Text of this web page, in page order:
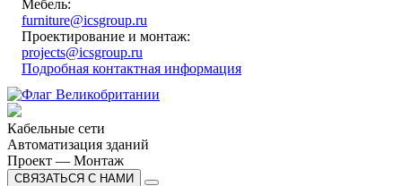
Мебель:
furniture@icsgroup.ru
Проектирование и монтаж:
projects@icsgroup.ru
Подробная контактная информация
Кабельные сети
Автоматизация зданий
Проект — Монтаж
СВЯЗАТЬСЯ С НАМИ